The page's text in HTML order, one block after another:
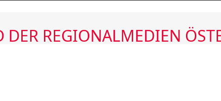
DER REGIONALMEDIEN